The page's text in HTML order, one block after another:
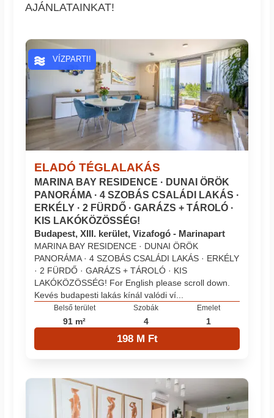
AJÁNLATAINKAT!
ELADÓ TÉGLALAKÁS
MARINA BAY RESIDENCE · DUNAI ÖRÖK
PANORÁMA · 4 SZOBÁS CSALÁDI LAKÁS ·
ERKÉLY · 2 FÜRDŐ · GARÁZS + TÁROLÓ ·
KIS LAKÓKÖZÖSSÉG!
Budapest, XIII. kerület, Vizafogó - Marinapart
MARINA BAY RESIDENCE · DUNAI ÖRÖK
PANORÁMA · 4 SZOBÁS CSALÁDI LAKÁS · ERKÉLY
· 2 FÜRDŐ · GARÁZS + TÁROLÓ · KIS
LAKÓKÖZÖSSÉG! For English please scroll down.
Kevés budapesti lakás kínál valódi ví...
Belső terület
91 m²
Szobák
4
Emelet
1
198 M Ft
VÍZPARTI!